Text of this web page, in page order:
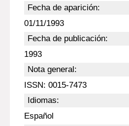
Fecha de aparición:
01/11/1993
Fecha de publicación:
1993
Nota general:
ISSN: 0015-7473
Idiomas:
Español